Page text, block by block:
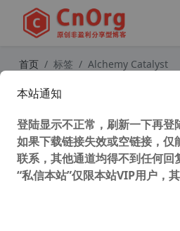
首页 标签 Alchemy Catalyst
汉化中文版
本站通知
登陆显示不正常，刷新一下再登
如果下载链接失效或空链接，仅
联系，其他通道均得不到任何
“私信本站”仅限本站VIP用户，